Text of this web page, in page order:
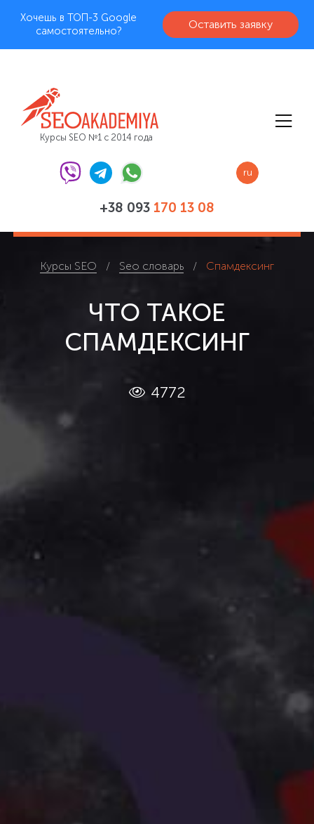
Хочешь в ТОП-3 Google
самостоятельно?
Оставить заявку
Курсы SEO №1 с 2014 года
+38 093 170 13 08
ru
Курсы SEO Seo словарь Спамдексинг
ЧТО ТАКОЕ
СПАМДЕКСИНГ
4772